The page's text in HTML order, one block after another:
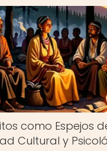
como Espejos
Cultural y